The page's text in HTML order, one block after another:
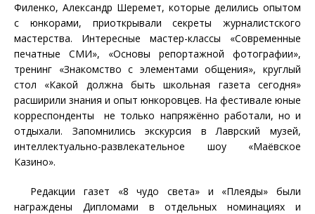
Филенко, Александр Шеремет, которые делились опытом
с юнкорами, приоткрывали секреты журналистского
мастерства. Интересные мастер-классы «Современные
печатные СМИ», «Основы репортажной фотографии»,
тренинг «Знакомство с элементами общения», круглый
стол «Какой должна быть школьная газета сегодня»
расширили знания и опыт юнкоровцев. На фестивале юные
корреспонденты не только напряжённо работали, но и
отдыхали. Запомнились экскурсия в Лаврский музей,
интеллектуально-развлекательное шоу «Маёвское
Казино».
Редакции газет «8 чудо света» и «Плеяды» были
награждены Дипломами в отдельных номинациях и